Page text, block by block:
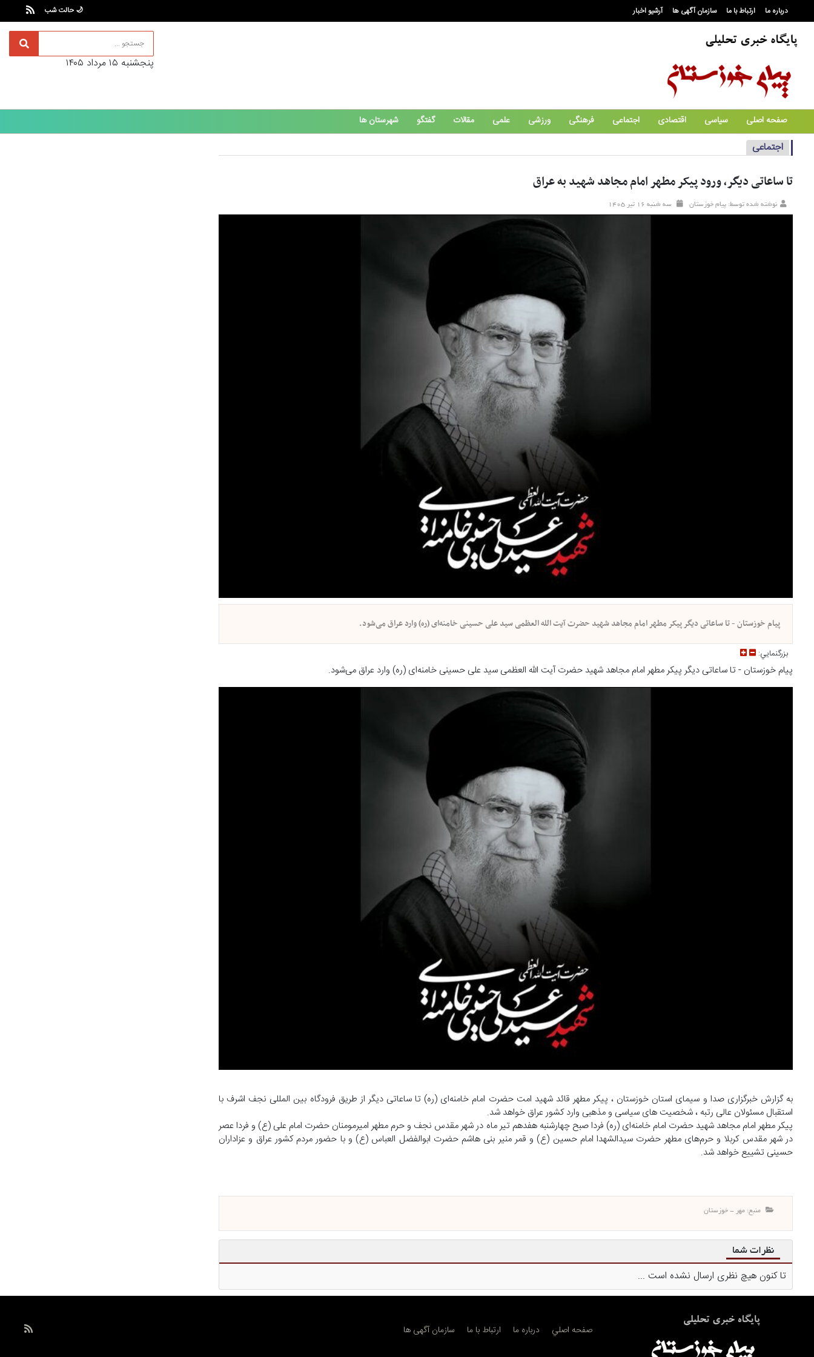
درباره ما ارتباط با ما سازمان آگهی ها آرشیو اخبار 🌙 حالت شب
پنجشنبه ۱۵ مرداد ۱۴۰۵
صفحه اصلی سیاسی اقتصادی اجتماعی فرهنگی ورزشی علمی مقالات گفتگو شهرستان ها
اجتماعی
تا ساعاتی دیگر، ورود پیکر مطهر امام مجاهد شهید به عراق
نوشته شده توسط: پیام خوزستان سه شنبه ۱۶ تير ۱۴۰۵
پیام خوزستان - تا ساعاتی دیگر پیکر مطهر امام مجاهد شهید حضرت آیت الله العظمی سید علی حسینی خامنه‌ای (ره) وارد عراق می‌شود.
بزرگنمايي:
پیام خوزستان - تا ساعاتی دیگر پیکر مطهر امام مجاهد شهید حضرت آیت الله العظمی سید علی حسینی خامنه‌ای (ره) وارد عراق می‌شود.
به گزارش خبرگزاری صدا و سیمای استان خوزستان ، پیکر مطهر قائد شهید امت حضرت امام خامنه‌ای (ره) تا ساعاتی دیگر از طریق فرودگاه بین المللی نجف اشرف با
استقبال مسئولان عالی رتبه ، شخصیت های سیاسی و مذهبی وارد کشور عراق خواهد شد.
پیکر مطهر امام مجاهد شهید حضرت امام خامنه‌ای (ره) فردا صبح چهارشنبه هفدهم تیر ماه در شهر مقدس نجف و حرم مطهر امیرمومنان حضرت امام علی (ع) و فردا عصر
در شهر مقدس کربلا و حرم‌های مطهر حضرت سیدالشهدا امام حسین (ع) و قمر منیر بنی هاشم حضرت ابوالفضل العباس (ع) و با حضور مردم کشور عراق و عزاداران
حسینی تشییع خواهد شد.
منبع: مهر - خوزستان
نظرات شما
تا کنون هیچ نظری ارسال نشده است ...
صفحه اصلي درباره ما ارتباط با ما سازمان آگهی ها